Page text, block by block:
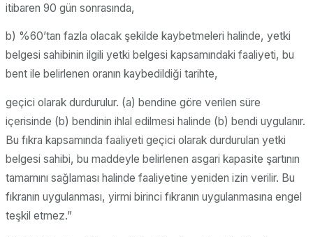
itibaren 90 gün sonrasında,
b) %60’tan fazla olacak şekilde kaybetmeleri halinde, yetki
belgesi sahibinin ilgili yetki belgesi kapsamındaki faaliyeti, bu
bent ile belirlenen oranın kaybedildiği tarihte,
geçici olarak durdurulur. (a) bendine göre verilen süre
içerisinde (b) bendinin ihlal edilmesi halinde (b) bendi uygulanır.
Bu fıkra kapsamında faaliyeti geçici olarak durdurulan yetki
belgesi sahibi, bu maddeyle belirlenen asgari kapasite şartının
tamamını sağlaması halinde faaliyetine yeniden izin verilir. Bu
fıkranın uygulanması, yirmi birinci fıkranın uygulanmasına engel
teşkil etmez.”